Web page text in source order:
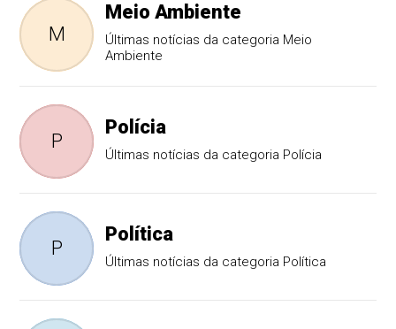
M
Meio Ambiente
Últimas notícias da categoria Meio
Ambiente
P
Polícia
Últimas notícias da categoria Polícia
P
Política
Últimas notícias da categoria Política